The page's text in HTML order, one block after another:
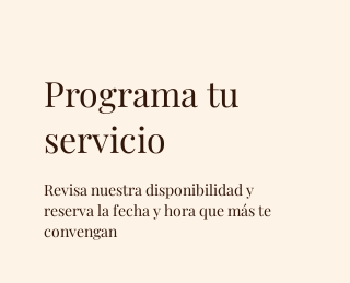
Programa tu
servicio
Revisa nuestra disponibilidad y
reserva la fecha y hora que más te
convengan